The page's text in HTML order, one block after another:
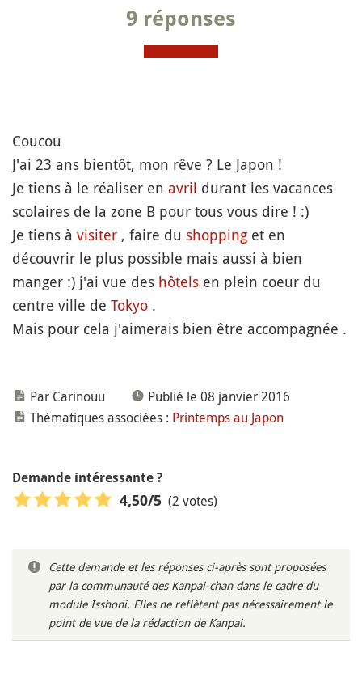
9 réponses
Coucou
J'ai 23 ans bientôt, mon rêve ? Le Japon !
Je tiens à le réaliser en avril durant les vacances
scolaires de la zone B pour tous vous dire ! :)
Je tiens à visiter , faire du shopping et en
découvrir le plus possible mais aussi à bien
manger :) j'ai vue des hôtels en plein coeur du
centre ville de Tokyo .
Mais pour cela j'aimerais bien être accompagnée .
Par Carinouu
Publié le 08 janvier 2016
Thématiques associées : Printemps au Japon
Demande intéressante ?
4,50/5 (2 votes)
Cette demande et les réponses ci-après sont proposées
par la communauté des Kanpai-chan dans le cadre du
module Isshoni. Elles ne reflètent pas nécessairement le
point de vue de la rédaction de Kanpai.